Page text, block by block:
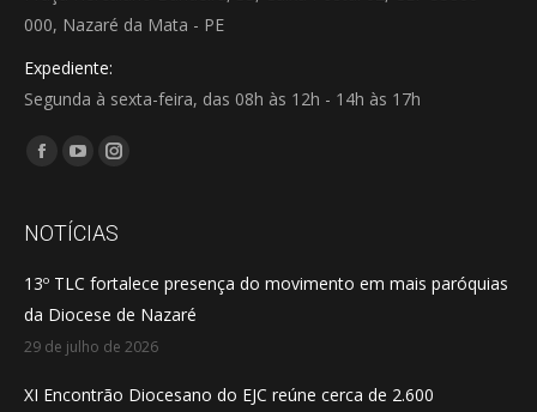
000, Nazaré da Mata - PE
Expediente:
Segunda à sexta-feira, das 08h às 12h - 14h às 17h
Encontre-nos em:
Facebook
opens
new
window
YouTube
opens
new
window
Instagram
opens
new
window
NOTÍCIAS
13º TLC fortalece presença do movimento em mais paróquias
da Diocese de Nazaré
29 de julho de 2026
XI Encontrão Diocesano do EJC reúne cerca de 2.600